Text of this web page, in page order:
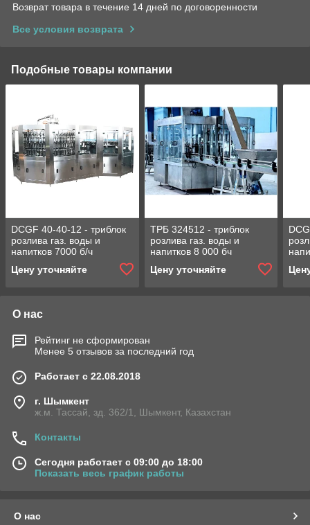
Возврат товара в течение 14 дней по договоренности
Все условия возврата
Подобные товары компании
DСGF 40-40-12 - триблок
розлива газ. воды и
напитков 7000 б/ч
Цену уточняйте
ТРБ 324512 - триблок
розлива газ. воды и
напитков 8 000 бч
Цену уточняйте
О нас
Рейтинг не сформирован
Менее 5 отзывов за последний год
Работает с 22.08.2018
г. Шымкент
ж.м. Тассай, зд. 362/1, Шымкент, Казахстан
Контакты
Сегодня работает с 09:00 до 18:00
Показать весь график работы
О нас